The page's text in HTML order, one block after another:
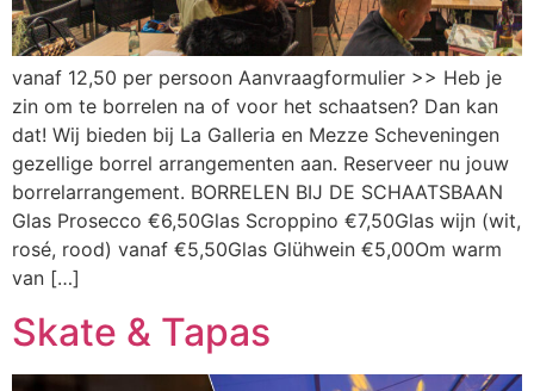
vanaf 12,50 per persoon Aanvraagformulier >> Heb je
zin om te borrelen na of voor het schaatsen? Dan kan
dat! Wij bieden bij La Galleria en Mezze Scheveningen
gezellige borrel arrangementen aan. Reserveer nu jouw
borrelarrangement. BORRELEN BIJ DE SCHAATSBAAN
Glas Prosecco €6,50Glas Scroppino €7,50Glas wijn (wit,
rosé, rood) vanaf €5,50Glas Glühwein €5,00Om warm
van […]
Skate & Tapas​